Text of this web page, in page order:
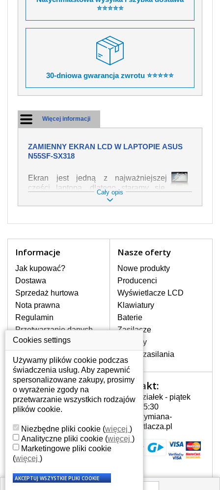
⭐⭐⭐⭐⭐
30-dniowa gwarancja zwrotu ⭐⭐⭐⭐⭐
Więcej informacji
ZAMIENNY EKRAN LCD W LAPTOPIE ASUS
N55SF-SX318
Ekran jest jedną z najważniejszej
części laptopa, dlatego staramy się,
żeby był jak najwyższej jakości. Służy
on do wyświetlania tekstu lub obrazu w
z nim z jak największą ostrożnością. Do
zaliczyć uszkodzenia mechaniczne np.
rozbity lub pęknięty ekran, następnie
pojawiające się pionowe pasy, ciemny
ekran, migotanie lub nierównomierną
jasność ekranu.
NAJWYŻSZEJ JAKOŚCI!
W naszym magazynie przez
cały okres gwarancji posiadamy
wyłącznie wysokiej jakości
oryginalne matryce klasy A+ bez
wadliwych pikseli.
JAK WYBRAĆ ODPOWIEDNI EKRAN
DO LAPTOPA ASUS N55SF-SX318?
Odpowiedni ekran można dobrać do
konkretnego modelu laptopa, którego
oznaczenie można znaleźć na naklejce
na spodzie laptopa lub pod baterią, bywa
również umieszczone na ramkach lub
pęknięty ekran został zdemontowany, w
Cały opis
Informacje
Jak kupować?
Dostawa
Sprzedaż hurtowa
Nota prawna
Regulamin
Przetwarzanie danych
osobowych
Gdzie nas znajdziesz
Nasze oferty
Nowe produkty
Producenci
Wyświetlacze LCD
Klawiatury
Baterie
Zasilacze
Zawiasy
Złącza zasilania
Twoje konto
Twoje konto
Dane osobowe
Adresy
Historia zamówień
Kontakt:
Poniedziałek - piątek
7:00 - 15:30
info@wymiana-
wyswietlacza.pl
Cookies settings
Używamy plików cookie podczas
świadczenia usług. Aby zapewnić
spersonalizowane zakupy, prosimy
o wyrażenie zgody na
przetwarzanie wszystkich rodzajów
plików cookie.
Niezbędne pliki cookie (więcej )
Analityczne pliki cookie (więcej )
Marketingowe pliki cookie
(więcej )